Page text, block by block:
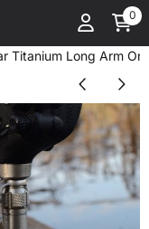
0
Titanium Long Arm